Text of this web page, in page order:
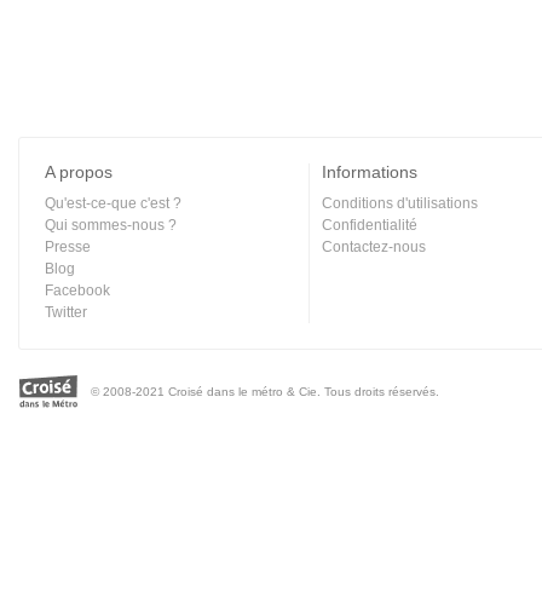
A propos
Qu'est-ce-que c'est ?
Qui sommes-nous ?
Presse
Blog
Facebook
Twitter
Informations
Conditions d'utilisations
Confidentialité
Contactez-nous
© 2008-2021 Croisé dans le métro & Cie. Tous droits réservés.